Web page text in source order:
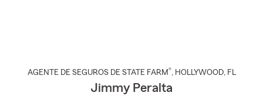
AGENTE DE SEGUROS DE STATE FARM®, HOLLYWOOD, FL
Jimmy Peralta